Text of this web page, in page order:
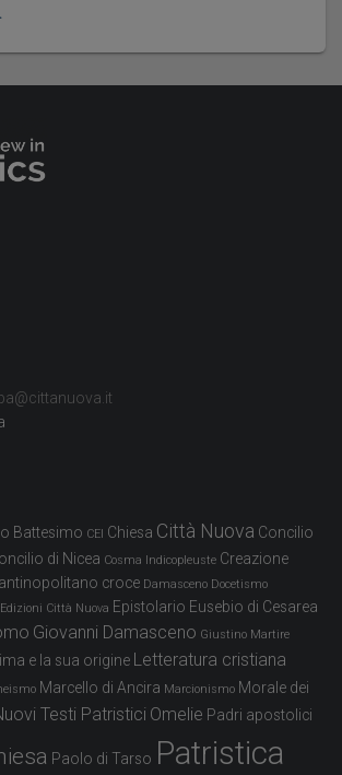
Battesimo CEI Chiesa Città Nuova Concilio
di Nicea Cosma Indicopleuste Creazione
croce Damasceno Docetismo
Edizioni Città Nuova Epistolario Eusebio di Cesarea
Giovanni Damasceno Giustino Martire
e la sua origine Letteratura cristiana
Marcello di Ancira Marcionismo Morale dei
Testi Patristici Omelie Padri apostolici
Paolo di Tarso Patristica